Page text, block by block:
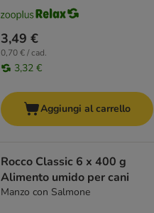
3,49 €
0,70 € / cad.
3,32 €
Aggiungi al carrello
Rocco Classic 6 x 400 g
Alimento umido per cani
Manzo con Salmone